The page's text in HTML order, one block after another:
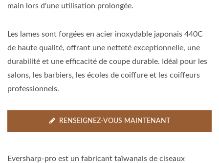
main lors d'une utilisation prolongée.
Les lames sont forgées en acier inoxydable japonais 440C
de haute qualité, offrant une netteté exceptionnelle, une
durabilité et une efficacité de coupe durable. Idéal pour les
salons, les barbiers, les écoles de coiffure et les coiffeurs
professionnels.
RENSEIGNEZ-VOUS MAINTENANT
Eversharp-pro est un fabricant taïwanais de ciseaux